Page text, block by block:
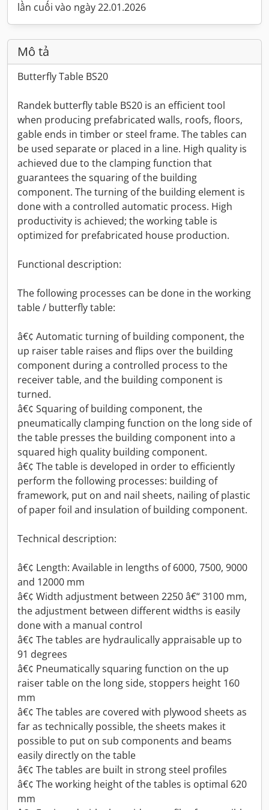
lần cuối vào ngày 22.01.2026
Mô tả
Butterfly Table BS20
Randek butterfly table BS20 is an efficient tool
when producing prefabricated walls, roofs, floors,
gable ends in timber or steel frame. The tables can
be used separate or placed in a line. High quality is
achieved due to the clamping function that
guarantees the squaring of the building
component. The turning of the building element is
done with a controlled automatic process. High
productivity is achieved; the working table is
optimized for prefabricated house production.
Functional description:
The following processes can be done in the working
table / butterfly table:
â€¢ Automatic turning of building component, the
up raiser table raises and flips over the building
component during a controlled process to the
receiver table, and the building component is
turned.
â€¢ Squaring of building component, the
pneumatically clamping function on the long side of
the table presses the building component into a
squared high quality building component.
â€¢ The table is developed in order to efficiently
perform the following processes: building of
framework, put on and nail sheets, nailing of plastic
of paper foil and insulation of building component.
Technical description:
â€¢ Length: Available in lengths of 6000, 7500, 9000
and 12000 mm
â€¢ Width adjustment between 2250 â€“ 3100 mm,
the adjustment between different widths is easily
done with a manual control
â€¢ The tables are hydraulically appraisable up to
91 degrees
â€¢ Pneumatically squaring function on the up
raiser table on the long side, stoppers height 160
mm
â€¢ The tables are covered with plywood sheets as
far as technically possible, the sheets makes it
possible to put on sub components and beams
easily directly on the table
â€¢ The tables are built in strong steel profiles
â€¢ The working height of the tables is optimal 620
mm